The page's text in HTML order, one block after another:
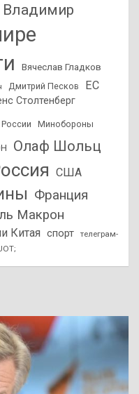
Владимир
Вячеслав Гладков
Дмитрий Песков ЕС
Столтенберг
Минобороны
Олаф Шольц
США
Франция
Макрон
Китая спорт
телеграм-